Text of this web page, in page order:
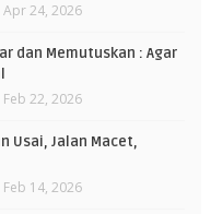
Apr 24, 2026
dan Memutuskan : Agar
Feb 22, 2026
Usai, Jalan Macet,
Feb 14, 2026